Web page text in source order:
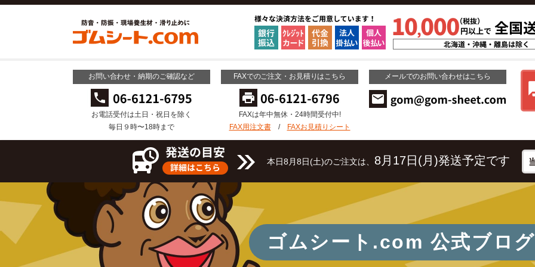
お問い合わせ・納期のご確認など
お電話受付は土日・祝日を除く
毎日９時〜18時まで
FAXでのご注文・お見積りはこちら
FAXは年中無休・24時間受付中!
FAX用注文書/ FAXお見積りシート
メールでのお問い合わせはこちら
本日8月8日(土)のご注文は、 8月17日(月)発送予定です
ゴムシート.com 公式ブログ